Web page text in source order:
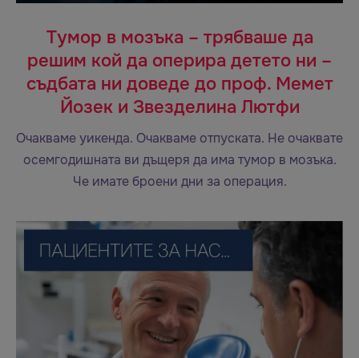
Тумор в мозъка – трябваше да
решим кой да оперира детето ни –
съдбата ни доведе до проф. Мемет
Йозек и Звезделина Лютфи
Очакваме уикенда. Очакваме отпуската. Не очаквате
осемгодишната ви дъщеря да има тумор в мозъка.
Че имате броени дни за операция.